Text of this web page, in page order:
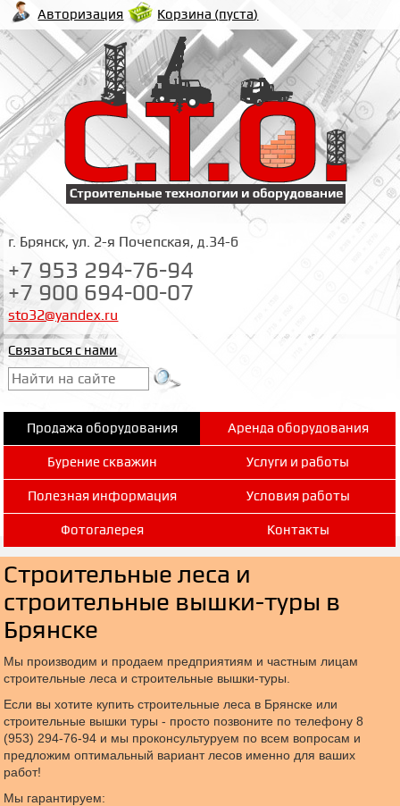
Авторизация Корзина (пуста)
г. Брянск, ул. 2-я Почепская, д.34-б
+7 953 294-76-94
+7 900 694-00-07
sto32@yandex.ru
Связаться с нами
Продажа оборудования Аренда оборудования
Бурение скважин Услуги и работы
Полезная информация Условия работы
Фотогалерея Контакты
Строительные леса и
строительные вышки-туры в
Брянске
Мы производим и продаем предприятиям и частным лицам
строительные леса и строительные вышки-туры.
Если вы хотите купить строительные леса в Брянске или
строительные вышки туры - просто позвоните по телефону 8
(953) 294-76-94 и мы проконсультуруем по всем вопросам и
предложим оптимальный вариант лесов именно для ваших
работ!
Мы гарантируем: